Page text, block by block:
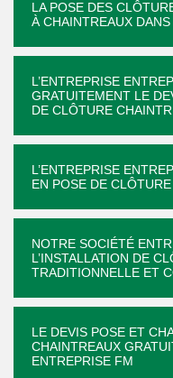
LA POSE DES
À CHAINTREAUX
L’ENTREPRISE
GRATUITEMENT LE
DE CLÔTURE
L’ENTREPRISE
EN POSE DE
NOTRE SOCIÉTÉ
L’INSTALLATION DE
TRADITIONNELLE ET
LE DEVIS POSE ET
CHAINTREAUX
ENTREPRISE FM